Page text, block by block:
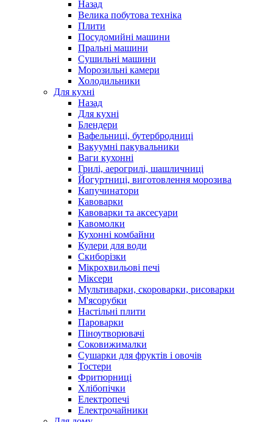
Назад
Велика побутова техніка
Плити
Посудомийні машини
Пральні машини
Сушильні машини
Морозильні камери
Холодильники
Для кухні
Назад
Для кухні
Блендери
Вафельниці, бутербродниці
Вакуумні пакувальники
Ваги кухонні
Грилі, аерогрилі, шашличниці
Йогуртниці, виготовлення морозива
Капучинатори
Кавоварки
Кавоварки та аксесуари
Кавомолки
Кухонні комбайни
Кулери для води
Скиборізки
Мікрохвильові печі
Міксери
Мультиварки, скороварки, рисоварки
М'ясорубки
Настільні плити
Пароварки
Піноутворювачі
Соковижималки
Сушарки для фруктів і овочів
Тостери
Фритюрниці
Хлібопічки
Електропечі
Електрочайники